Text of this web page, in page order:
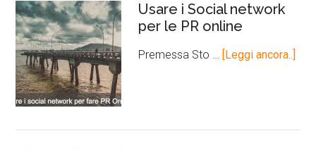
Usare i Social network
per le PR online
Premessa Sto … [Leggi ancora..]